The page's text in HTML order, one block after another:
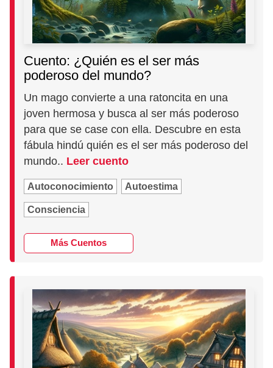
Cuento: ¿Quién es el ser más
poderoso del mundo?
Un mago convierte a una ratoncita en una
joven hermosa y busca al ser más poderoso
para que se case con ella. Descubre en esta
fábula hindú quién es el ser más poderoso del
mundo.. Leer cuento
Autoconocimiento Autoestima
Consciencia
Más Cuentos